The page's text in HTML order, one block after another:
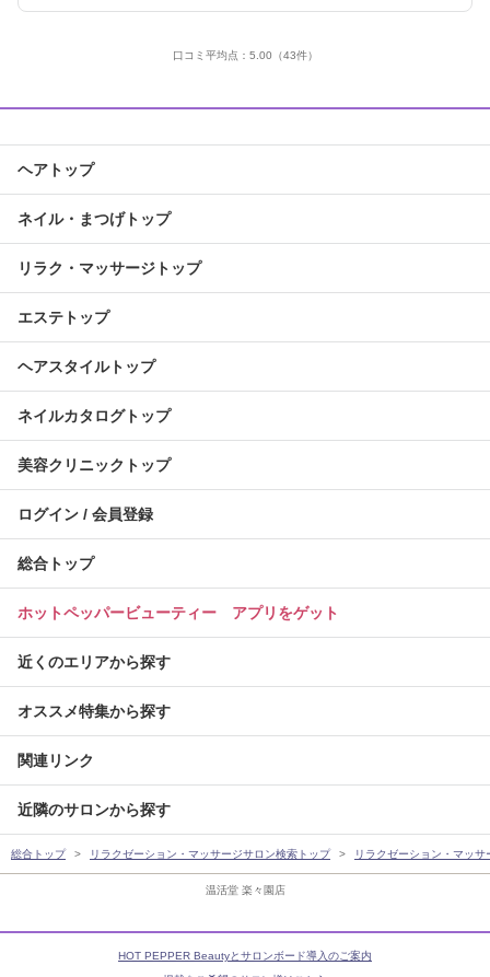
温活堂 楽々園店
口コミ平均点： 5.00 （43件）
ヘアトップ
ネイル・まつげトップ
リラク・マッサージトップ
エステトップ
ヘアスタイルトップ
ネイルカタログトップ
美容クリニックトップ
ログイン / 会員登録
総合トップ
ホットペッパービューティー アプリをゲット
近くのエリアから探す
オススメ特集から探す
関連リンク
近隣のサロンから探す
総合トップ リラクゼーション・マッサージサロン検索トップ リラクゼーション・マッ
HOT PEPPER Beautyとサロンボード導入のご案内